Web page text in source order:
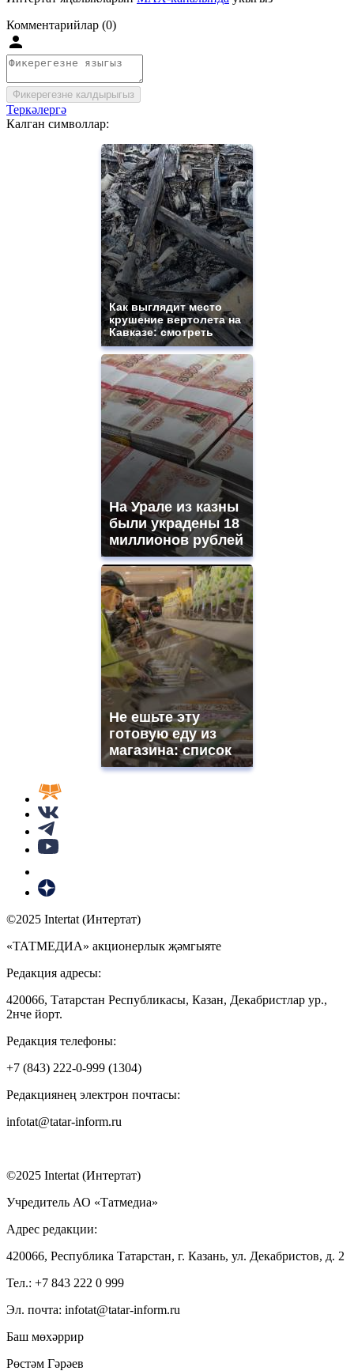
Комментарийлар (0)
Фикерегезне калдырыгыз
Теркәлергә
Калган символлар:
Как выглядит место
крушение вертолета на
Кавказе: смотреть
На Урале из казны
были украдены 18
миллионов рублей
Не ешьте эту
готовую еду из
магазина: список
©2025 Intertat (Интертат)
«ТАТМЕДИА» акционерлык җәмгыяте
Редакция адресы:
420066, Татарстан Республикасы, Казан, Декабристлар ур.,
2нче йорт.
Редакция телефоны:
+7 (843) 222-0-999 (1304)
Редакциянең электрон почтасы:
infotat@tatar-inform.ru
©2025 Intertat (Интертат)
Учредитель АО «Татмедиа»
Адрес редакции:
420066, Республика Татарстан, г. Казань, ул. Декабристов, д. 2
Тел.: +7 843 222 0 999
Эл. почта: infotat@tatar-inform.ru
Баш мөхәррир
Рөстәм Гәрәев